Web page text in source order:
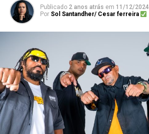
Publicado 2 anos atrás em 11/12/2024
Por Sol Santandher/ Cesar ferreira